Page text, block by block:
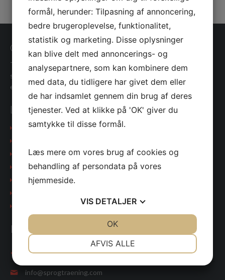
OM OS
Translatørernes Sprogtræning udbyder professionel
sprogtræning for enkeltpersoner og grupper, der ønsker en
effektiv og jobrelevant undervisning.
LINKS
Kurser i Danmark
Sprogtest
Om os
In English
KONTAKT
+45 4588 7670
info@sprogtraening.com
formål, herunder: Tilpasning af annoncering,
bedre brugeroplevelse, funktionalitet,
statistik og marketing. Disse oplysninger
kan blive delt med annoncerings- og
analysepartnere, som kan kombinere dem
med data, du tidligere har givet dem eller
de har indsamlet gennem din brug af deres
tjenester. Ved at klikke på 'OK' giver du
samtykke til disse formål.
Læs mere om vores brug af cookies og
behandling af persondata på vores
hjemmeside.
VIS DETALJER
MARKETING
AFVIS ALLE
OK